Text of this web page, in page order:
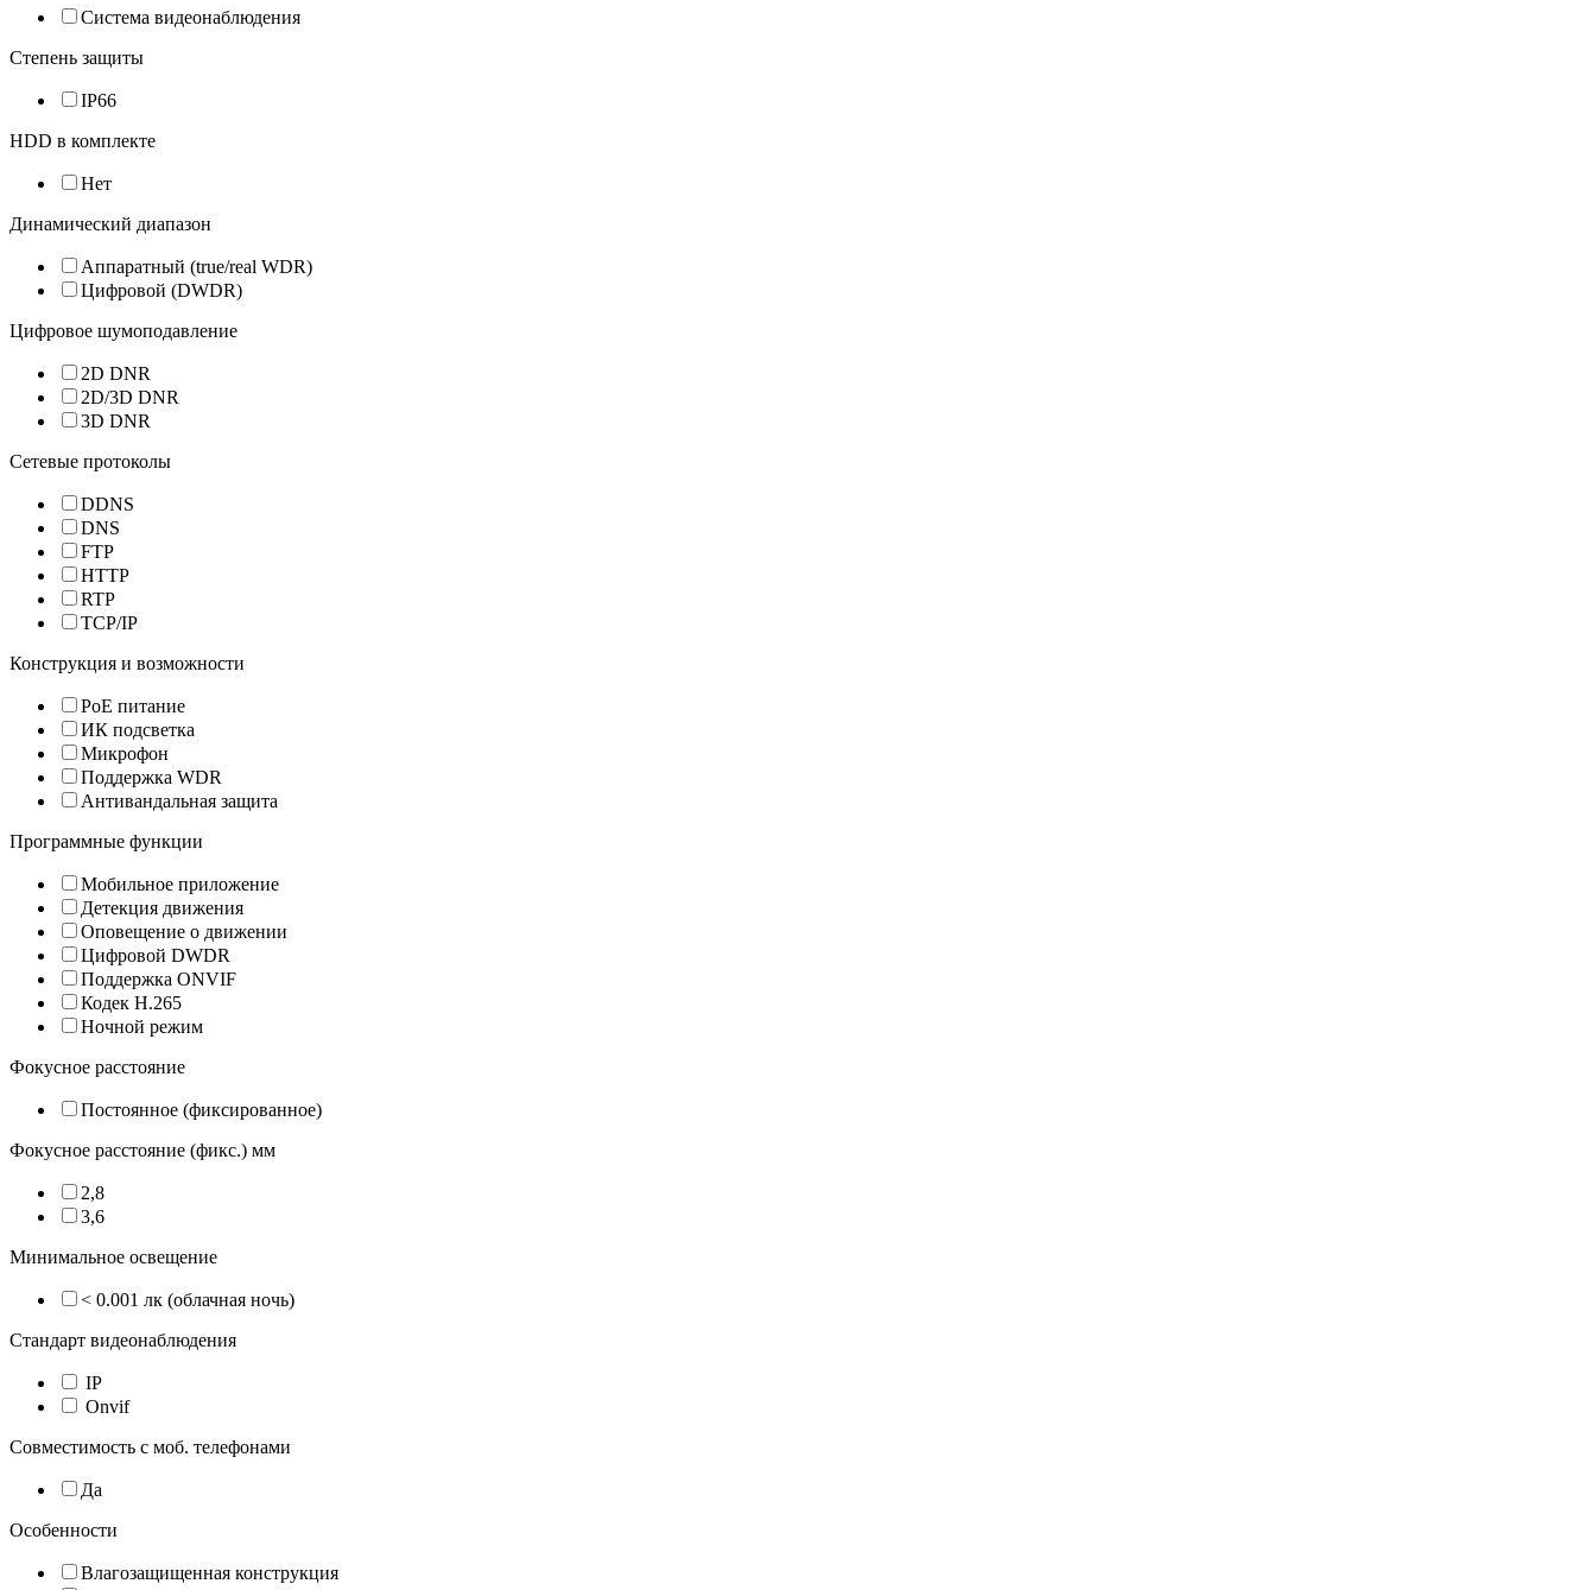
Система видеонаблюдения
Степень защиты
IP66
HDD в комплекте
Нет
Динамический диапазон
Аппаратный (true/real WDR)
Цифровой (DWDR)
Цифровое шумоподавление
2D DNR
2D/3D DNR
3D DNR
Сетевые протоколы
DDNS
DNS
FTP
HTTP
RTP
TCP/IP
Конструкция и возможности
PoE питание
ИК подсветка
Микрофон
Поддержка WDR
Антивандальная защита
Программные функции
Мобильное приложение
Детекция движения
Оповещение о движении
Цифровой DWDR
Поддержка ONVIF
Кодек H.265
Ночной режим
Фокусное расстояние
Постоянное (фиксированное)
Фокусное расстояние (фикс.) мм
2,8
3,6
Минимальное освещение
< 0.001 лк (облачная ночь)
Стандарт видеонаблюдения
IP
Onvif
Совместимость с моб. телефонами
Да
Особенности
Влагозащищенная конструкция